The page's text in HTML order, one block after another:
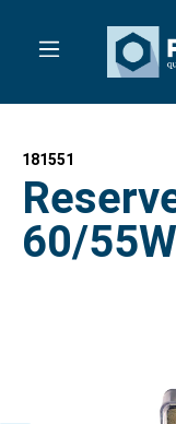
181551
60/